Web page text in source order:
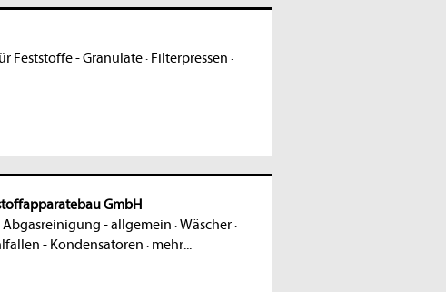
Feststoffe - Granulate· Filterpressen ·
GmbH
- allgemein ·Wäscher·
- Kondensatoren · mehr...